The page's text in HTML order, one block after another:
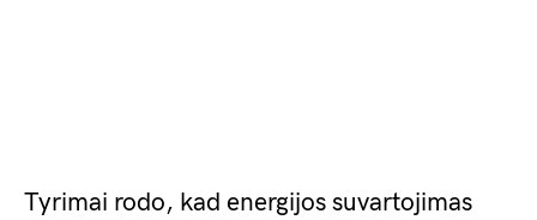
Tyrimai rodo, kad energijos suvartojimas